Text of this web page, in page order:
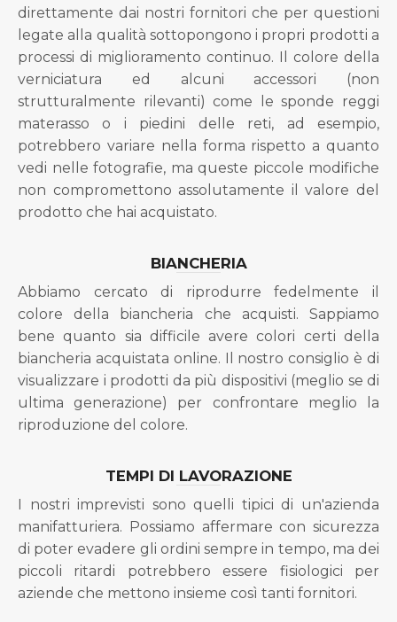
direttamente dai nostri fornitori che per questioni
legate alla qualità sottopongono i propri prodotti a
processi di miglioramento continuo. Il colore della
verniciatura ed alcuni accessori (non
strutturalmente rilevanti) come le sponde reggi
materasso o i piedini delle reti, ad esempio,
potrebbero variare nella forma rispetto a quanto
vedi nelle fotografie, ma queste piccole modifiche
non compromettono assolutamente il valore del
prodotto che hai acquistato.
BIANCHERIA
Abbiamo cercato di riprodurre fedelmente il
colore della biancheria che acquisti. Sappiamo
bene quanto sia difficile avere colori certi della
biancheria acquistata online. Il nostro consiglio è di
visualizzare i prodotti da più dispositivi (meglio se di
ultima generazione) per confrontare meglio la
riproduzione del colore.
TEMPI DI LAVORAZIONE
I nostri imprevisti sono quelli tipici di un'azienda
manifatturiera. Possiamo affermare con sicurezza
di poter evadere gli ordini sempre in tempo, ma dei
piccoli ritardi potrebbero essere fisiologici per
aziende che mettono insieme così tanti fornitori.